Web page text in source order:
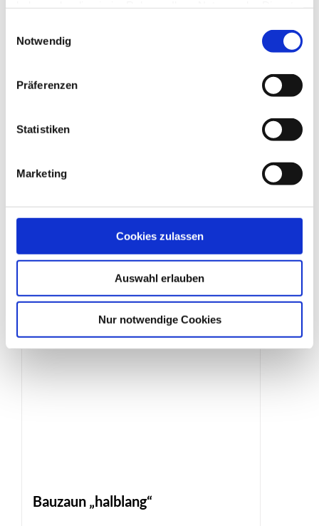
Notwendig
Präferenzen
Statistiken
Marketing
Cookies zulassen
Auswahl erlauben
Nur notwendige Cookies
Bauzaun „halblang“